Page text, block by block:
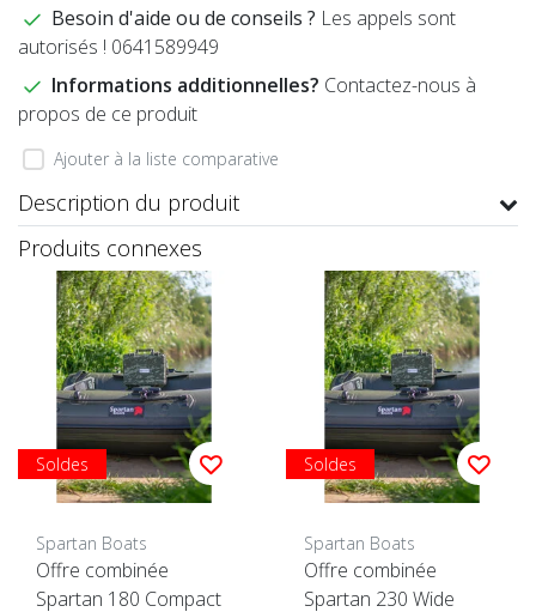
Besoin d'aide ou de conseils ? Les appels sont
autorisés ! 0641589949
Informations additionnelles? Contactez-nous à
propos de ce produit
Ajouter à la liste comparative
Description du produit
Produits connexes
Soldes
Spartan Boats
Offre combinée
Spartan 180 Compact
Soldes
Spartan Boats
Offre combinée
Spartan 230 Wide